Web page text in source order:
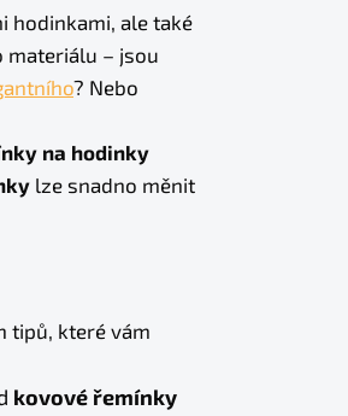
hodinkami, ale také
materiálu – jsou
? Nebo
na hodinky
lze snadno měnit
tipů, které vám
kovové řemínky